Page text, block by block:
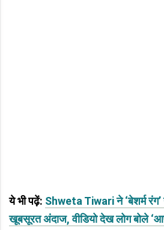
ये भी पढ़ें: Shweta Tiwari ने ‘बेशर्म रंग’
खूबसूरत अंदाज, वीडियो देख लोग बोले